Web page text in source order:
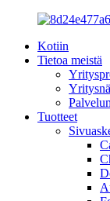
Kotiin
Tietoa meistä
Tuotteet